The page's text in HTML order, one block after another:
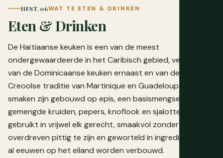
HFST. 06WAT TE ETEN & DRINKEN
Eten & Drinken
De Haïtiaanse keuken is een van de meest
ondergewaardeerde in het Caribisch gebied, verschillend
van de Dominicaanse keuken ernaast en van de Frans-
Creoolse traditie van Martinique en Guadeloupe. De
smaken zijn gebouwd op epis, een basismengsel van
gemengde kruiden, pepers, knoflook en sjalotten,
gebruikt in vrijwel elk gerecht, smaakvol zonder
overdreven pittig te zijn en geworteld in ingrediënten die
al eeuwen op het eiland worden verbouwd.